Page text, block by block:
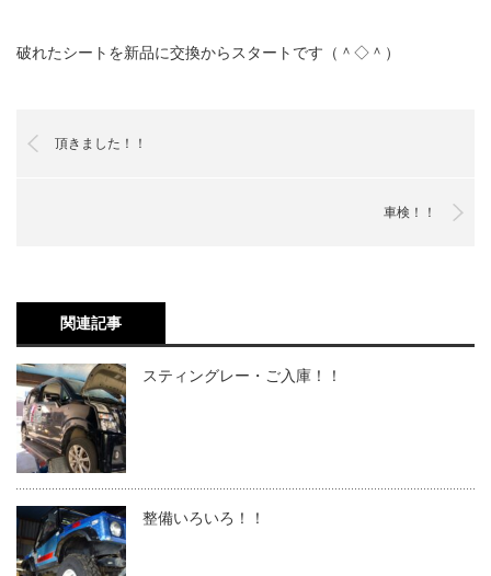
破れたシートを新品に交換からスタートです（＾◇＾）
頂きました！！
車検！！
関連記事
スティングレー・ご入庫！！
整備いろいろ！！